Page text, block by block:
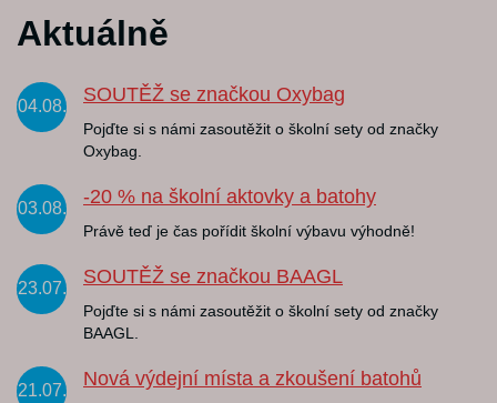
Aktuálně
04.08.
SOUTĚŽ se značkou Oxybag
Pojďte si s námi zasoutěžit o školní sety od značky
Oxybag.
03.08.
-20 % na školní aktovky a batohy
Právě teď je čas pořídit školní výbavu výhodně!
23.07.
SOUTĚŽ se značkou BAAGL
Pojďte si s námi zasoutěžit o školní sety od značky
BAAGL.
21.07.
Nová výdejní místa a zkoušení batohů